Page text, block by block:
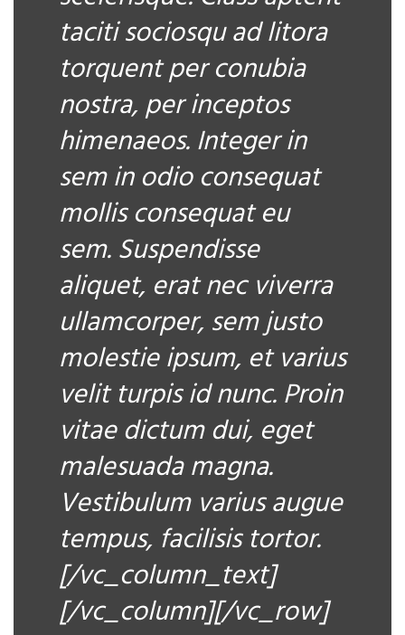
taciti sociosqu ad litora
torquent per conubia
nostra, per inceptos
himenaeos. Integer in
sem in odio consequat
mollis consequat eu
sem. Suspendisse
aliquet, erat nec viverra
ullamcorper, sem justo
molestie ipsum, et varius
velit turpis id nunc. Proin
vitae dictum dui, eget
malesuada magna.
Vestibulum varius augue
tempus, facilisis tortor.
[/vc_column_text]
[/vc_column][/vc_row]